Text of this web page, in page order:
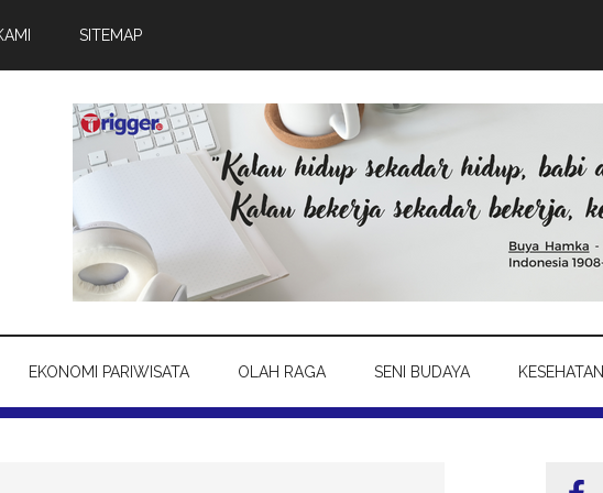
SITEMAP
EKONOMI PARIWISATA OLAH RAGA SENI BUDAYA KESEHATAN
Sidebar